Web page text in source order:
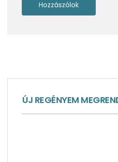
ÚJ REGÉNYEM